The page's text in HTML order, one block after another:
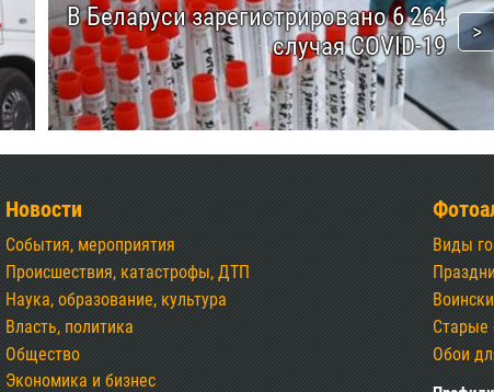
В Беларуси зарегистрировано 6 264
случая COVID-19
Новости
События, мероприятия
Происшествия, катастрофы, ДТП
Наука, образование, культура
Власть, политика
Общество
Экономика и бизнес
Виды
Старые
Обои